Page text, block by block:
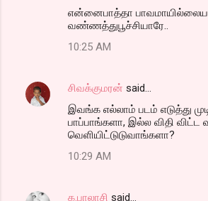
என்னைபாத்தா
வண்ணத்துபூச்சியாரே..
10:25 AM
சிவக்குமரன் said…
இவங்க எல்லாம் படம் எடுத்து
பாப்பாங்களா, இல்ல விதி விட்ட
வெளியிட்டுடுவாங்களா?
10:29 AM
க.பாலாசி said…